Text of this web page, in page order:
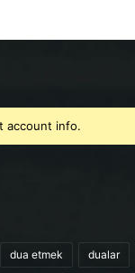
account info.
dua etmek dualar